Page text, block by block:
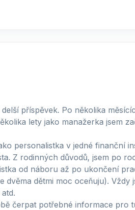
příspěvek. Po několika
lety jako manažerka jsem
personalistka v jedné finanční
Z rodinných důvodů, jsem po
od náboru až po ukončení
dětmi moc oceňuju). Vždy
čerpat potřebné informace pro